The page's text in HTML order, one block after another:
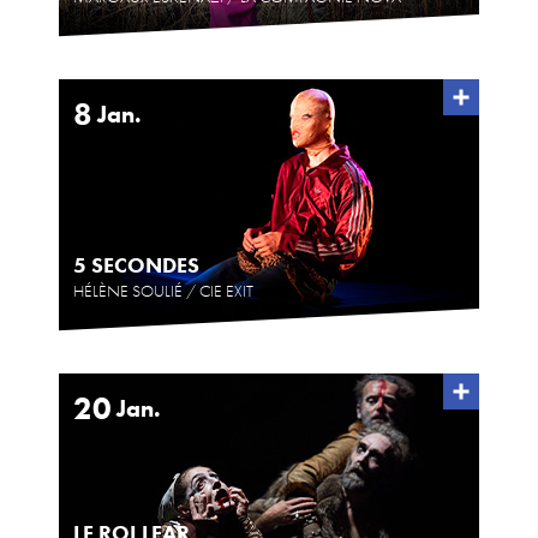
8 Jan.
5 SECONDES
HÉLÈNE SOULIÉ / CIE EXIT
20 Jan.